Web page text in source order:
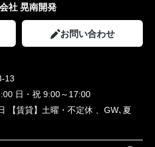
社 晃南開発
お問い合わせ
13
日・祝 9:00～17:00
【賃貸】土曜・不定休 、GW､夏